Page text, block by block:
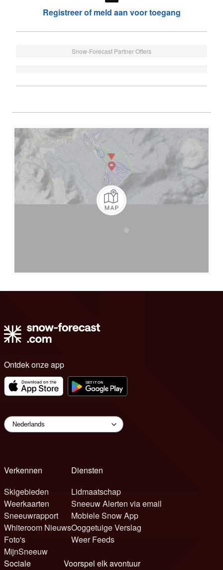
Registreer of meld aan voor toegang
Snow-Forecast Partner Offers
Ontdek onze app
Verkennen
Skigebieden
Weerkaarten
Sneeuwrapport
Whiteroom Nieuws
Foto's
MijnSneeuw
Diensten
Lidmaatschap
Sneeuw Alerten via email
Mobiele Snow App
Ooggetuige Verslag
Weer Feeds
Sociale
Voorspel elk avontuur